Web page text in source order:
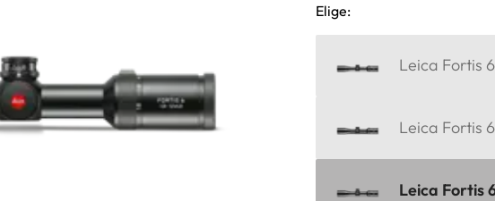
Elige:
Leica Fortis
Leica Fortis
Leica Fortis